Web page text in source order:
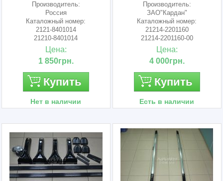
Производитель:
Россия
Каталожный номер:
2121-8401014
21210-8401014
Цена:
1 850грн.
Купить
Нет в наличии
Производитель:
ЗАО"Кардан"
Каталожный номер:
21214-2201160
21214-2201160-00
212142201160
Цена:
4 000грн.
Купить
Есть в наличии